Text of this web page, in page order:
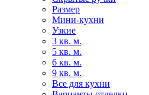
Размер
Мини-кухни
Узкие
3 кв. м.
5 кв. м.
6 кв. м.
9 кв. м.
Все для кухни